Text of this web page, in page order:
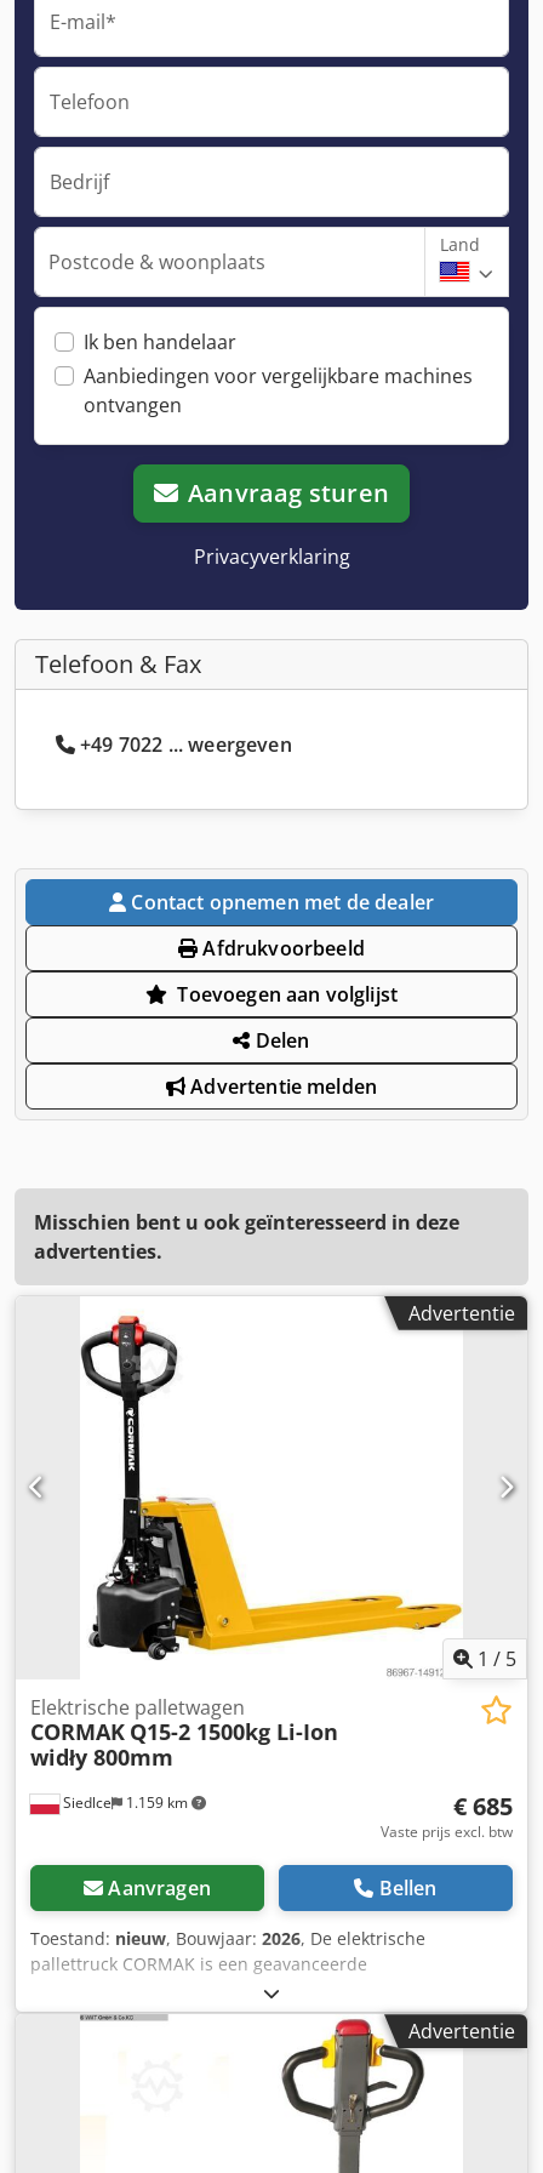
E-mail*
Telefoon
Bedrijf
Postcode & woonplaats
Land
Ik ben handelaar
Aanbiedingen voor vergelijkbare machines
ontvangen
Aanvraag sturen
Privacyverklaring
Telefoon & Fax
+49 7022 ... weergeven
Contact opnemen met de dealer
Afdrukvoorbeeld
Toevoegen aan volglijst
Delen
Advertentie melden
Misschien bent u ook geïnteresseerd in deze
advertenties.
Advertentie
1 / 5
Siedlce 1.159 km
Elektrische palletwagen
CORMAK Q15-2 1500kg Li-Ion
widły 800mm
€ 685
Vaste prijs excl. btw
Aanvragen Bellen
Toestand: nieuw, Bouwjaar: 2026, De elektrische
pallettruck CORMAK is een geavanceerde
transportoplossing waarmee zware pallets en ladingen
eenvoudig kunnen worden verplaatst in magazijnen,
productiehallen en andere logistieke omgevingen. De
draagkracht van 1500 kg en het elektrische hefsysteem
garanderen efficiëntie, precisie en betrouwbaarheid,
evenals het comfort voor de operator. De belangrijkste
voordelen van de pallettruck: * Draagkracht van 1500 kg:
maakt het transporteren van grote ladingen mogelijk met
Advertentie